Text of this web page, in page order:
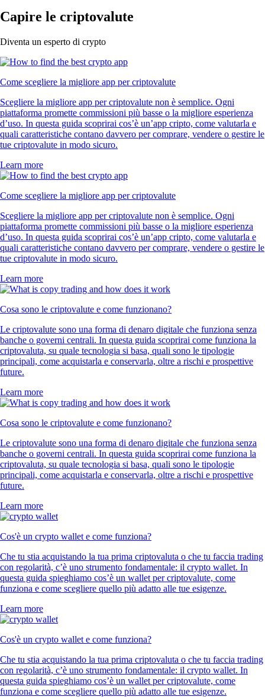
Capire le criptovalute
Diventa un esperto di crypto
Come scegliere la migliore app per criptovalute
Scegliere la migliore app per criptovalute non è semplice. Ogni
piattaforma promette commissioni più basse o la migliore esperienza
d’uso. In questa guida scoprirai cos’è un’app cripto, come valutarla e
quali caratteristiche contano davvero per comprare, vendere o gestire le
tue criptovalute in modo sicuro.
Learn more
Come scegliere la migliore app per criptovalute
Scegliere la migliore app per criptovalute non è semplice. Ogni
piattaforma promette commissioni più basse o la migliore esperienza
d’uso. In questa guida scoprirai cos’è un’app cripto, come valutarla e
quali caratteristiche contano davvero per comprare, vendere o gestire le
tue criptovalute in modo sicuro.
Learn more
Cosa sono le criptovalute e come funzionano?
Le criptovalute sono una forma di denaro digitale che funziona senza
banche o governi centrali. In questa guida scoprirai come funziona la
criptovaluta, su quale tecnologia si basa, quali sono le tipologie
principali, come acquistarla e conservarla, oltre a rischi e prospettive
future.
Learn more
Cosa sono le criptovalute e come funzionano?
Le criptovalute sono una forma di denaro digitale che funziona senza
banche o governi centrali. In questa guida scoprirai come funziona la
criptovaluta, su quale tecnologia si basa, quali sono le tipologie
principali, come acquistarla e conservarla, oltre a rischi e prospettive
future.
Learn more
Cos'è un crypto wallet e come funziona?
Che tu stia acquistando la tua prima criptovaluta o che tu faccia trading
con regolarità, c’è uno strumento fondamentale: il crypto wallet. In
questa guida spieghiamo cos’è un wallet per criptovalute, come
funziona e come scegliere quello più adatto alle tue esigenze.
Learn more
Cos'è un crypto wallet e come funziona?
Che tu stia acquistando la tua prima criptovaluta o che tu faccia trading
con regolarità, c’è uno strumento fondamentale: il crypto wallet. In
questa guida spieghiamo cos’è un wallet per criptovalute, come
funziona e come scegliere quello più adatto alle tue esigenze.